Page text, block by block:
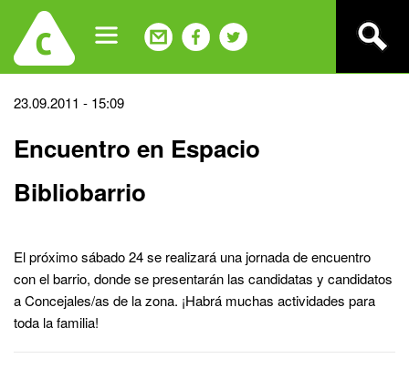
navigation
Back
top
23.09.2011 - 15:09
Encuentro en Espacio
Bibliobarrio
El próximo sábado 24 se realizará una jornada de encuentro
con el barrio, donde se presentarán las candidatas y candidatos
a Concejales/as de la zona. ¡Habrá muchas actividades para
toda la familia!